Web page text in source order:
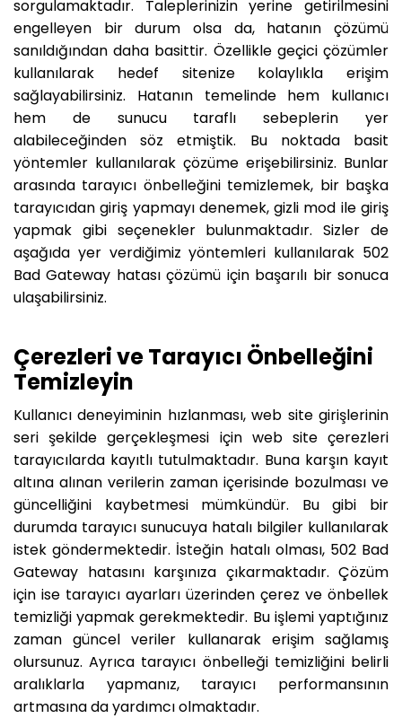
sorgulamaktadır. Taleplerinizin yerine getirilmesini
engelleyen bir durum olsa da, hatanın çözümü
sanıldığından daha basittir. Özellikle geçici çözümler
kullanılarak hedef sitenize kolaylıkla erişim
sağlayabilirsiniz. Hatanın temelinde hem kullanıcı
hem de sunucu taraflı sebeplerin yer
alabileceğinden söz etmiştik. Bu noktada basit
yöntemler kullanılarak çözüme erişebilirsiniz. Bunlar
arasında tarayıcı önbelleğini temizlemek, bir başka
tarayıcıdan giriş yapmayı denemek, gizli mod ile giriş
yapmak gibi seçenekler bulunmaktadır. Sizler de
aşağıda yer verdiğimiz yöntemleri kullanılarak 502
Bad Gateway hatası çözümü için başarılı bir sonuca
ulaşabilirsiniz.
Çerezleri ve Tarayıcı Önbelleğini
Temizleyin
Kullanıcı deneyiminin hızlanması, web site girişlerinin
seri şekilde gerçekleşmesi için web site çerezleri
tarayıcılarda kayıtlı tutulmaktadır. Buna karşın kayıt
altına alınan verilerin zaman içerisinde bozulması ve
güncelliğini kaybetmesi mümkündür. Bu gibi bir
durumda tarayıcı sunucuya hatalı bilgiler kullanılarak
istek göndermektedir. İsteğin hatalı olması, 502 Bad
Gateway hatasını karşınıza çıkarmaktadır. Çözüm
için ise tarayıcı ayarları üzerinden çerez ve önbellek
temizliği yapmak gerekmektedir. Bu işlemi yaptığınız
zaman güncel veriler kullanarak erişim sağlamış
olursunuz. Ayrıca tarayıcı önbelleği temizliğini belirli
aralıklarla yapmanız, tarayıcı performansının
artmasına da yardımcı olmaktadır.